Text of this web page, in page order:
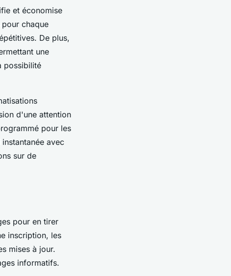
et économise
chaque
De plus,
une
possibilité
d'une attention
pour les
avec
sur de
pour en tirer
inscription, les
mises à jour.
informatifs.